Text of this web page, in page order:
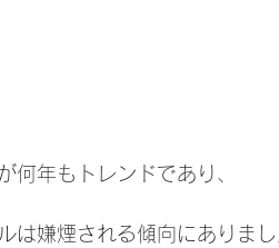
何年もトレンドであり、
は嫌煙される傾向にありま